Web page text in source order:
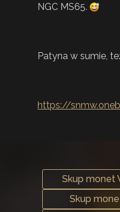
NGC MS65.
Patyna w sumie,
https://
Skup monet
Skup